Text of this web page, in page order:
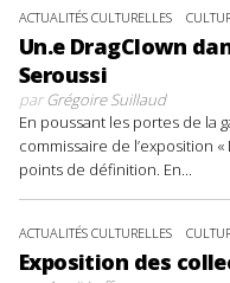
ACTUALITÉS CULTURELLES
Un.e DragClown
Seroussi
parGrégoire Suillaud
En poussant les portes de la
commissaire de l’exposition
points de définition. En...
ACTUALITÉS CULTURELLES
Exposition des